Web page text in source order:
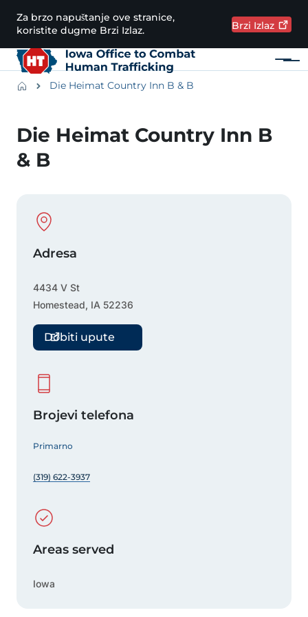
Preskoči na glavni sadržaj
Za brzo napuštanje ove stranice,
koristite dugme Brzi Izlaz.
Brzi Izlaz
Meni
Main navigation
BreadcrumbsDie Heimat Country Inn B & B
Die Heimat Country Inn B
& B
Physical Location
Adresa
4434 V St
Homestead, IA 52236
Dobiti upute
Brojevi telefona
Primarno
(319) 622-3937
Areas served
Iowa